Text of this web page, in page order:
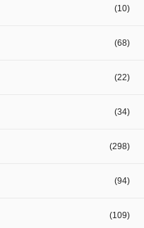
(10)
(68)
(22)
(34)
(298)
(94)
(109)